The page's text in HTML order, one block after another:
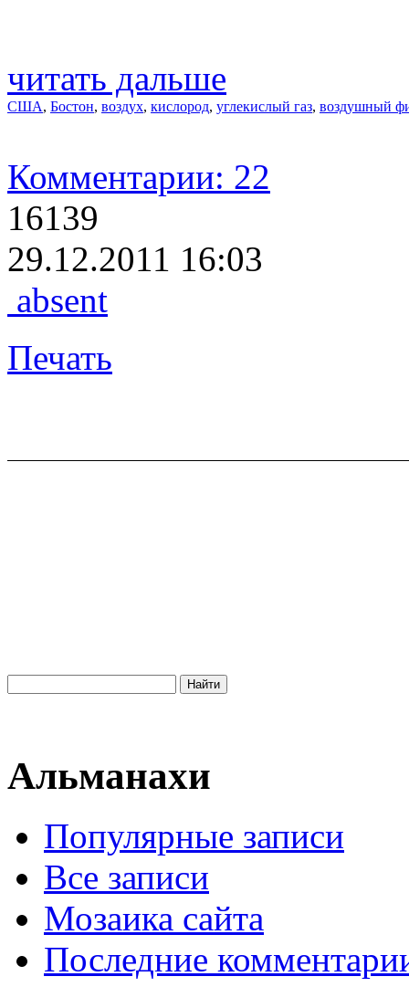
читать дальше
США, Бостон, воздух, кислород, углекислый газ, воздушный
Комментарии: 22
16139
29.12.2011 16:03
absent
Печать
Альманахи
Популярные записи
Все записи
Мозаика сайта
Последние